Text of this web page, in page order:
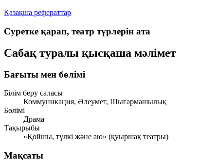
Қазақша рефераттар
Суретке қарап, театр түрлерін ата
Сабақ туралы қысқаша мәлімет
Бағыты мен бөлімі
Білім беру саласы
Коммуникация, Әлеумет, Шығармашылық
Бөлімі
Драма
Тақырыбы
«Қойшы, түлкі және аю» (қуыршақ театры)
Мақсаты